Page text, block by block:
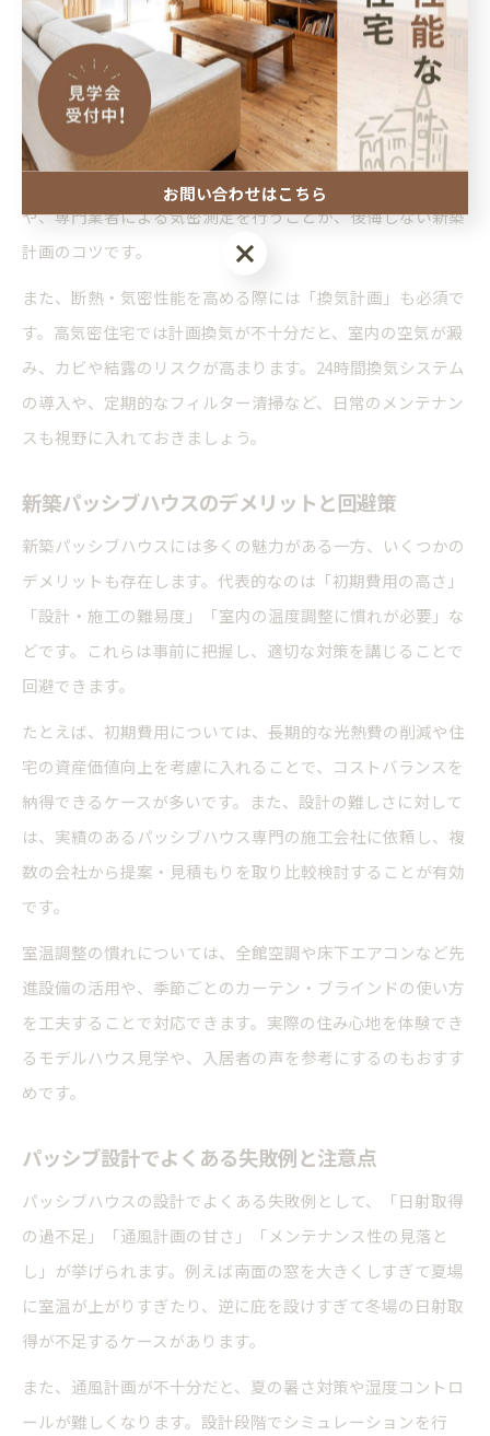
も直結します。
断熱・気密の設計で失敗しやすいのは、部分的な断熱欠損
や、気密シートの施工ミスです。たとえば、コンセント周り
や配管貫通部の気密処理が不十分だと、冬場の冷気侵入や夏
の熱気流入の原因となります。施工現場でのチェック体制
や、専門業者による気密測定を行うことが、後悔しない新築
計画のコツです。
また、断熱・気密性能を高める際には「換気計画」も必須で
す。高気密住宅では計画換気が不十分だと、室内の空気が澱
み、カビや結露のリスクが高まります。24時間換気システム
の導入や、定期的なフィルター清掃など、日常のメンテナン
スも視野に入れておきましょう。
新築パッシブハウスのデメリットと回避策
新築パッシブハウスには多くの魅力がある一方、いくつかの
デメリットも存在します。代表的なのは「初期費用の高さ」
「設計・施工の難易度」「室内の温度調整に慣れが必要」な
どです。これらは事前に把握し、適切な対策を講じることで
回避できます。
たとえば、初期費用については、長期的な光熱費の削減や住
宅の資産価値向上を考慮に入れることで、コストバランスを
納得できるケースが多いです。また、設計の難しさに対して
は、実績のあるパッシブハウス専門の施工会社に依頼し、複
数の会社から提案・見積もりを取り比較検討することが有効
です。
室温調整の慣れについては、全館空調や床下エアコンなど先
進設備の活用や、季節ごとのカーテン・ブラインドの使い方
を工夫することで対応できます。実際の住み心地を体験でき
るモデルハウス見学や、入居者の声を参考にするのもおすす
めです。
パッシブ設計でよくある失敗例と注意点
パッシブハウスの設計でよくある失敗例として、「日射取得
の過不足」「通風計画の甘さ」「メンテナンス性の見落と
し」が挙げられます。例えば南面の窓を大きくしすぎて夏場
に室温が上がりすぎたり、逆に庇を設けすぎて冬場の日射取
得が不足するケースがあります。
また、通風計画が不十分だと、夏の暑さ対策や湿度コントロ
ールが難しくなります。設計段階でシミュレーションを行
お問い合わせはこちら
お問い合わせはこちら